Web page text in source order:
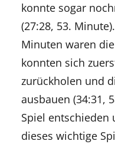
konnte sogar
(27:28, 53.
Minuten waren
konnten sich
zurückholen und
ausbauen (34:31,
Spiel entschieden
dieses wichtige